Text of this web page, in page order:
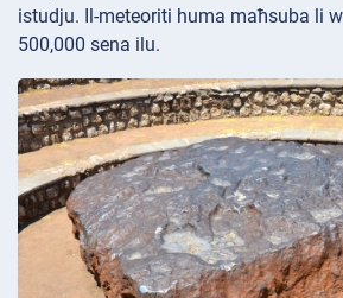
istudju. Il-meteoriti huma maħsuba li
500,000 sena ilu.